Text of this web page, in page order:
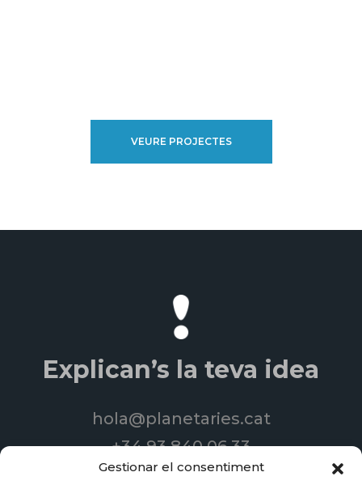
Gestionar el consentiment
VEURE PROJECTES
Explican’s la teva idea
hola@planetaries.cat
+34 93 840 06 33